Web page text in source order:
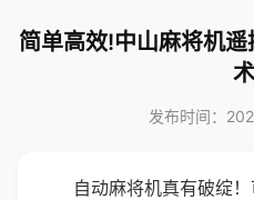
简单高效!中山麻将机
发布时间：
自动麻将机真有破绽